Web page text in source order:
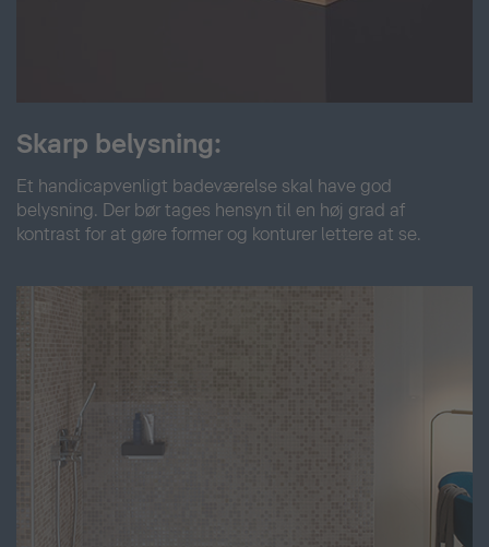
Skarp belysning:
Et handicapvenligt badeværelse skal have god
belysning. Der bør tages hensyn til en høj grad af
kontrast for at gøre former og konturer lettere at se.